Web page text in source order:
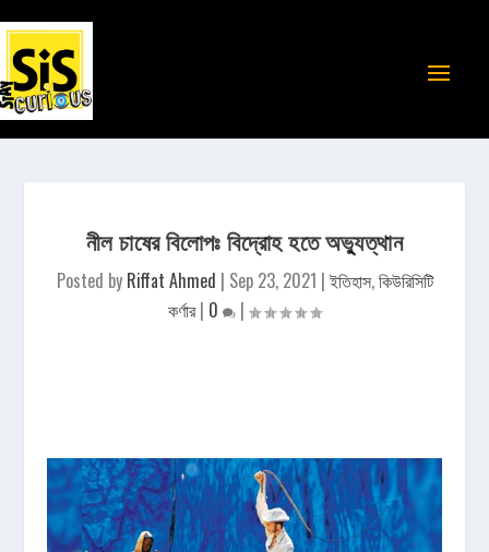
নীল চাষের বিলোপঃ বিদ্রোহ হতে অভ্যুত্থান
Posted by Riffat Ahmed | Sep 23, 2021 |ইতিহাস,কিউরিসিটি
কর্ণার| 0 |